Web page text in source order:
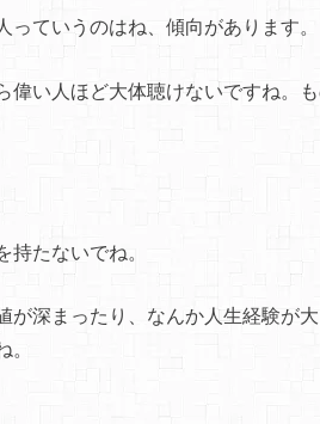
ていうのはね、傾向があります。
い人ほど大体聴けないですね。
たないでね。
深まったり、なんか人生経験が